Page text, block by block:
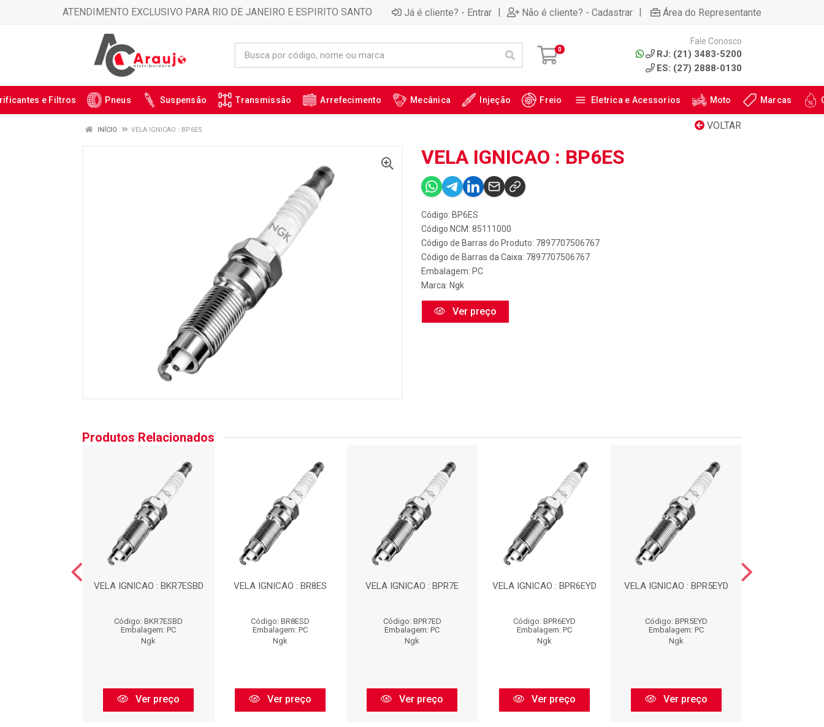
ATENDIMENTO EXCLUSIVO PARA RIO DE JANEIRO E ESPIRITO SANTO Já é cliente? - Entrar | Não é cliente? - Cadastrar | Área do Representante
0
Fale Conosco
RJ: (21) 3483-5200
ES: (27) 2888-0130
e Filtros Pneus Suspensão Transmissão Arrefecimento Mecânica Injeção Freio Eletrica e Acessorios Moto Marcas
VOLTAR
INÍCIO VELA IGNICAO : BP6ES
VELA IGNICAO : BP6ES
Código: BP6ES
Código NCM: 85111000
Código de Barras do Produto: 7897707506767
Código de Barras da Caixa: 7897707506767
Embalagem: PC
Marca: Ngk
Ver preço
Produtos Relacionados
VELA IGNICAO : BKR7ESBD
Código: BKR7ESBD
Embalagem: PC
Ngk
Ver preço
VELA IGNICAO : BR8ES
Código: BR8ESD
Embalagem: PC
Ngk
Ver preço
VELA IGNICAO : BPR7E
Código: BPR7ED
Embalagem: PC
Ngk
Ver preço
VELA IGNICAO : BPR6EYD
Código: BPR6EYD
Embalagem: PC
Ngk
Ver preço
VELA IGNICAO : BPR5EYD
Código: BPR5EYD
Embalagem: PC
Ngk
Ver preço